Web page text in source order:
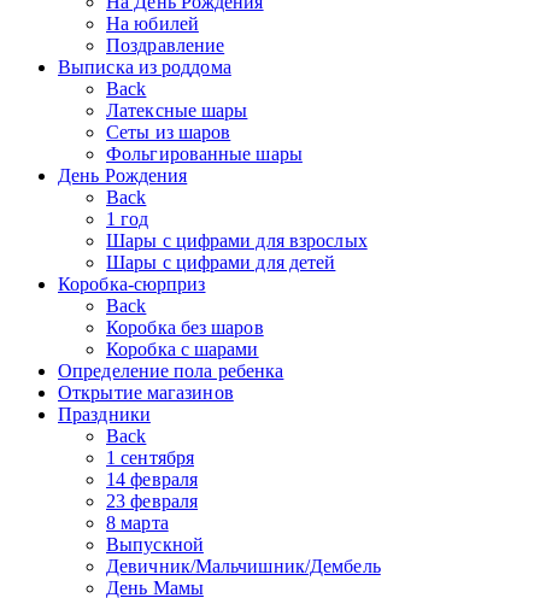
На юбилей
Поздравление
Выписка из роддома
Back
Латексные шары
Сеты из шаров
Фольгированные шары
День Рождения
Back
1 год
Шары с цифрами для взрослых
Шары с цифрами для детей
Коробка-сюрприз
Back
Коробка без шаров
Коробка с шарами
Определение пола ребенка
Открытие магазинов
Праздники
Back
1 сентября
14 февраля
23 февраля
8 марта
Выпускной
Девичник/Мальчишник/Дембель
День Мамы